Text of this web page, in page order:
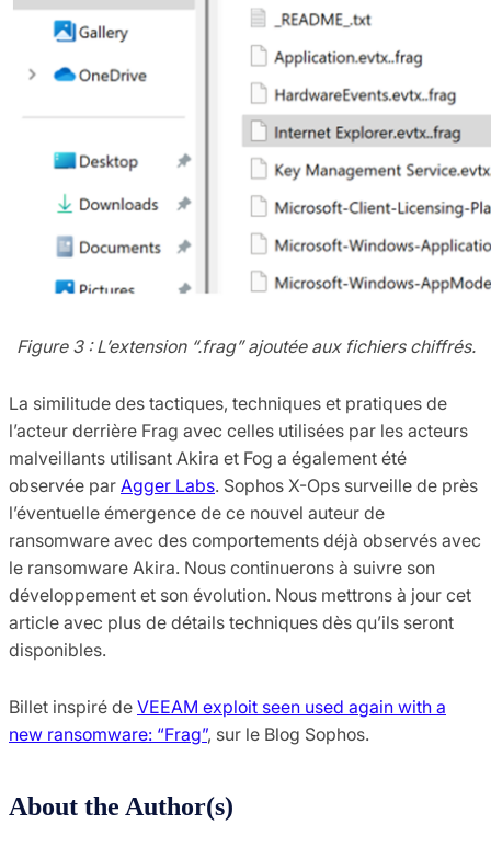
Figure 3 : L’extension “.frag” ajoutée aux fichiers chiffrés.
La similitude des tactiques, techniques et pratiques de
l’acteur derrière Frag avec celles utilisées par les acteurs
malveillants utilisant Akira et Fog a également été
observée par Agger Labs. Sophos X-Ops surveille de près
l’éventuelle émergence de ce nouvel auteur de
ransomware avec des comportements déjà observés avec
le ransomware Akira. Nous continuerons à suivre son
développement et son évolution. Nous mettrons à jour cet
article avec plus de détails techniques dès qu’ils seront
disponibles.
Billet inspiré de VEEAM exploit seen used again with a
new ransomware: “Frag”, sur le Blog Sophos.
About the Author(s)